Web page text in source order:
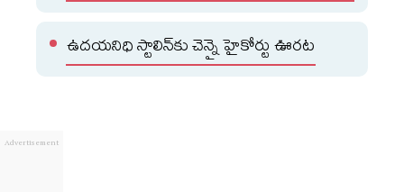
ఉదయనిధి స్టాలిన్‌కు చెన్నై హైకోర్టు ఊరట